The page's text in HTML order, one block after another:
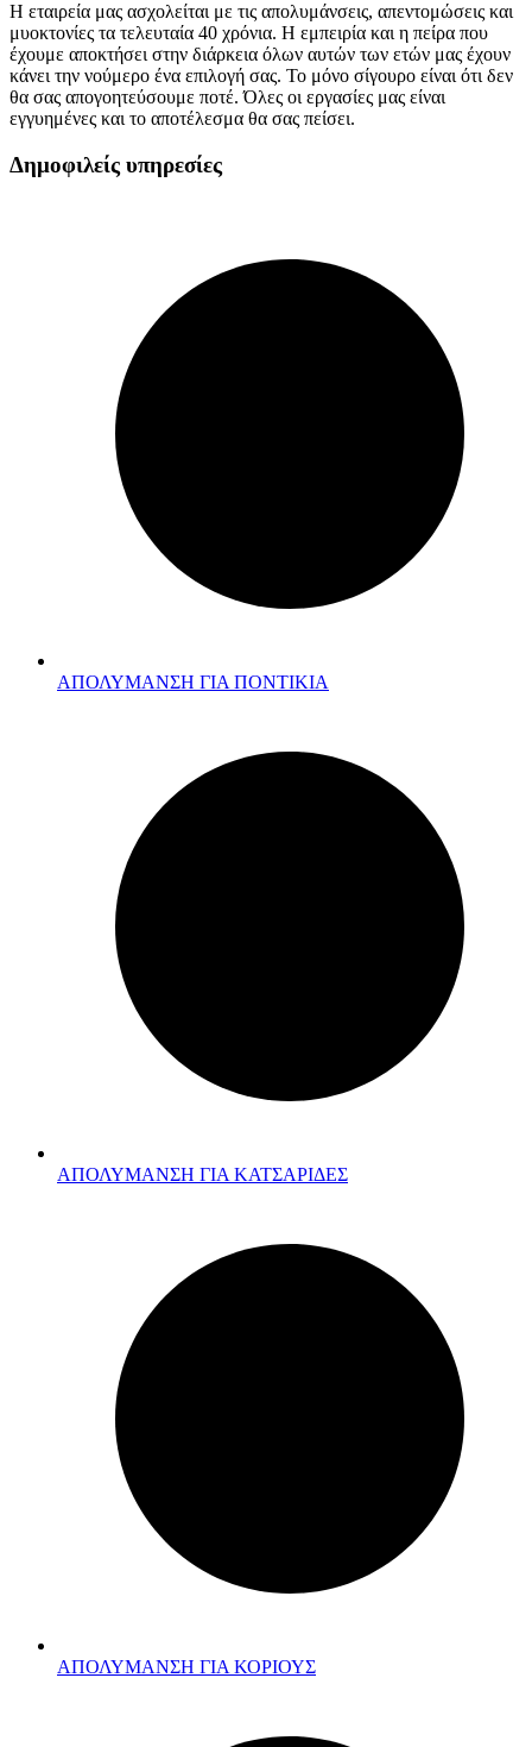
Η εταιρεία μας ασχολείται με τις απολυμάνσεις, απεντομώσεις και
μυοκτονίες τα τελευταία 40 χρόνια. Η εμπειρία και η πείρα που
έχουμε αποκτήσει στην διάρκεια όλων αυτών των ετών μας έχουν
κάνει την νούμερο ένα επιλογή σας. Το μόνο σίγουρο είναι ότι δεν
θα σας απογοητεύσουμε ποτέ. Όλες οι εργασίες μας είναι
εγγυημένες και το αποτέλεσμα θα σας πείσει.
Δημοφιλείς υπηρεσίες
ΑΠΟΛΥΜΑΝΣΗ ΓΙΑ ΠΟΝΤΙΚΙΑ
ΑΠΟΛΥΜΑΝΣΗ ΓΙΑ ΚΑΤΣΑΡΙΔΕΣ
ΑΠΟΛΥΜΑΝΣΗ ΓΙΑ ΚΟΡΙΟΥΣ